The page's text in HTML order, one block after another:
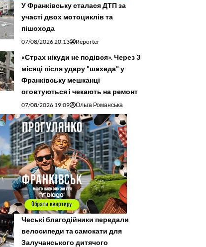
У Франківську сталася ДТП за
участі двох мотоциклів та
пішохода
07/08/2026 20:13 Reporter
«Страх нікуди не подівся». Через 3
місяці після удару "шахеда" у
Франківську мешканці
оговтуються і чекають на ремонт
07/08/2026 19:09 Ольга Романська
Чеські благодійники передали
велосипеди та самокати для
Залучанського дитячого